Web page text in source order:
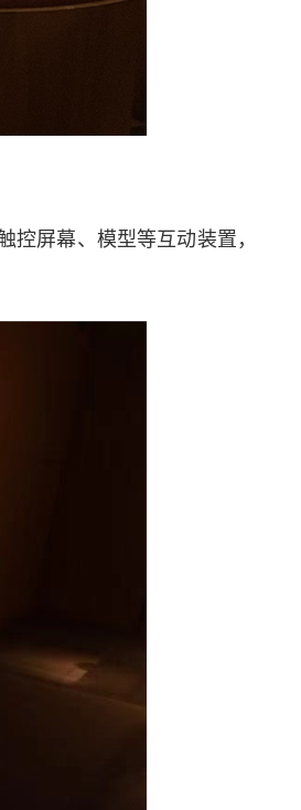
屏幕、模型等互动装置，